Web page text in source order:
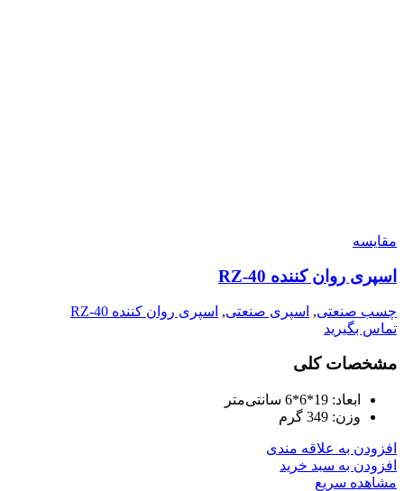
مقایسه
اسپری روان کننده RZ-40
چسب صنعتی, اسپری صنعتی, اسپری روان کننده RZ-40
تماس بگیرید
مشخصات کلی
ابعاد: 19*6*6 سانتی‌متر
وزن: 349 گرم
افزودن به علاقه مندی
افزودن به سبد خرید
مشاهده سریع